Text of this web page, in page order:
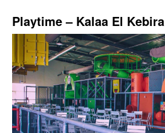
Playtime – Kalaa El Kebira